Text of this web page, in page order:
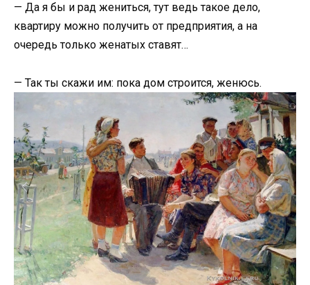
— Да я бы и рад жениться, тут ведь такое дело,
квартиру можно получить от предприятия, а на
очередь только женатых ставят…
— Так ты скажи им: пока дом строится, женюсь.